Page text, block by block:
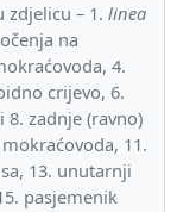
zdjelicu – 1. linea
na
4.
crijevo, 6.
zadnje (ravno)
11.
13. unutarnji
pasjemenik